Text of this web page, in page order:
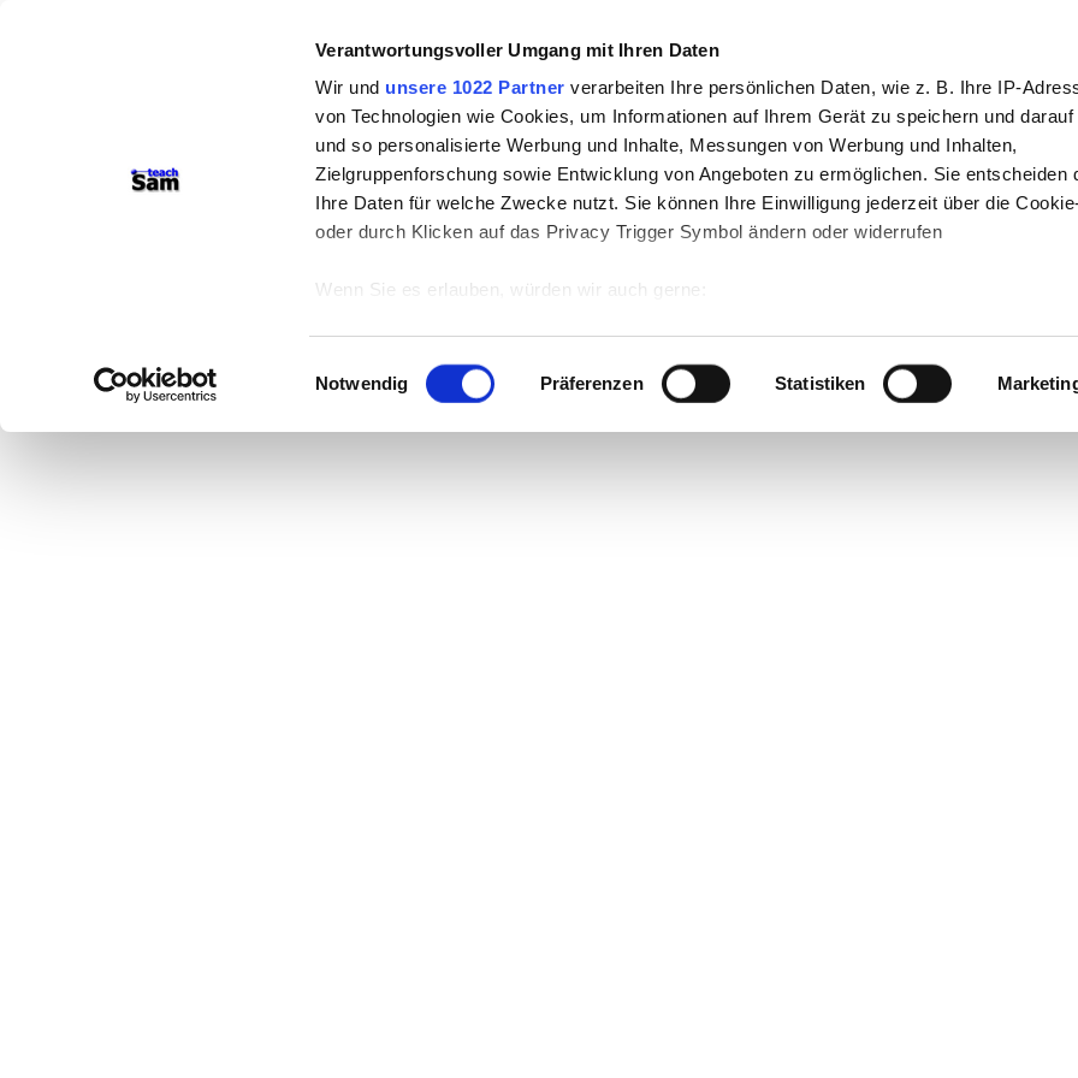
Verantwortungsvoller Umgang mit Ihren Daten
Wir und unsere 1022 Partner verarbeiten Ihre persönlichen Daten, wie z. B. Ihre IP-
von Technologien wie Cookies, um Informationen auf Ihrem Gerät zu speichern und
und so personalisierte Werbung und Inhalte, Messungen von Werbung und Inhalten,
Zielgruppenforschung sowie Entwicklung von Angeboten zu ermöglichen. Sie entscheiden
Ihre Daten für welche Zwecke nutzt. Sie können Ihre Einwilligung jederzeit über die
oder durch Klicken auf das Privacy Trigger Symbol ändern oder widerrufen
Wenn Sie es erlauben, würden wir auch gerne:
Ihr Gerät durch aktives Scannen nach bestimmten Merkmalen (Fingerprinting)
Erfahren Sie mehr darüber, wie Ihre persönlichen Daten verarbeitet werden, und legen Sie
Präferenzen imAbschnitt Einzelheitenfest.
Einwilligungsauswahl
Notwendig Präferenzen Statistiken